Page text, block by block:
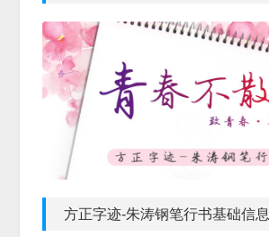
方正字迹-朱涛钢笔行书基础信息